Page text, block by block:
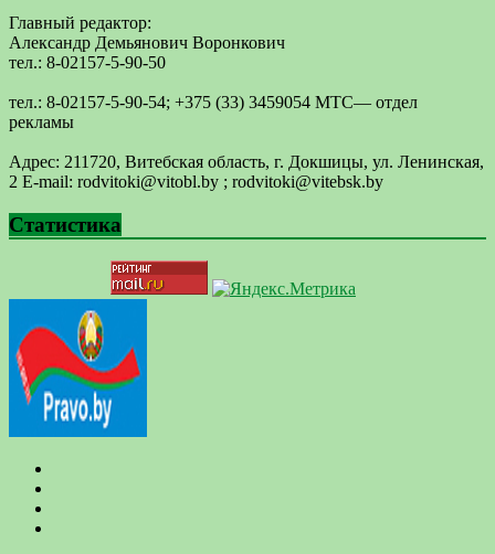
Главный редактор:
Александр Демьянович Воронкович
тел.: 8-02157-5-90-50
тел.: 8-02157-5-90-54; +375 (33) 3459054 МТС— отдел
рекламы
Адрес: 211720, Витебская область, г. Докшицы, ул. Ленинская,
2 E-mail: ​rodvitoki@​​vitobl​.by ; rodvitoki@vitebsk.by
Статистика